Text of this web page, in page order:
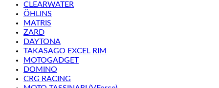
CLEARWATER
ÖHLINS
MATRIS
ZARD
DAYTONA
TAKASAGO EXCEL RIM
MOTOGADGET
DOMINO
CRG RACING